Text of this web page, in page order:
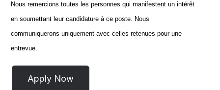
Nous remercions toutes les personnes qui manifestent un intérêt
en soumettant leur candidature à ce poste. Nous
communiquerons uniquement avec celles retenues pour une
entrevue.